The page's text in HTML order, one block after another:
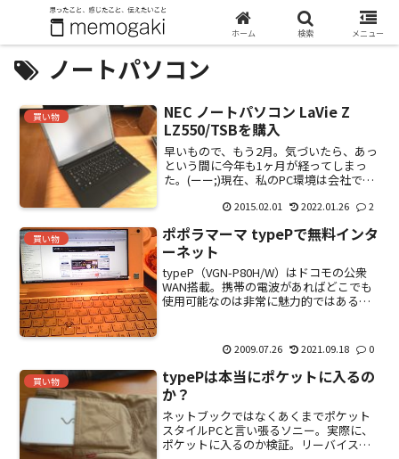
ノートパソコン
買い物
NEC ノートパソコン LaVie Z
LZ550/TSBを購入
早いもので、もう2月。気づいたら、あっ
という間に今年も1ヶ月が経ってしまっ
た。(ーー;)現在、私のPC環境は会社では
27型モニタ。仕事柄、資料を作ったり、
としたことな...
2015.02.01 2022.01.26 2
買い物
ポポラマーマ typePで無料インタ
ーネット
typeP（VGN-P80H/W）はドコモの公衆
WAN搭載。携帯の電波があればどこでも
使用可能なのは非常に魅力的ではあるけ
てみた。公衆LANは無線LANが搭載されて
2009.07.26 2021.09.18 0
買い物
typePは本当にポケットに入るの
か？
ネットブックではなくあくまでポケット
スタイルPCと言い張るソニー。実際に、
ポケットに入るのか検証。リーバイスの
ホーム 検索 メニュー